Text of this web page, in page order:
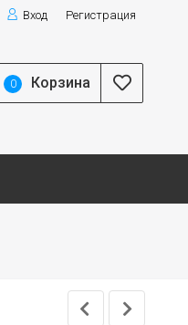
Вход Регистрация
0 Корзина